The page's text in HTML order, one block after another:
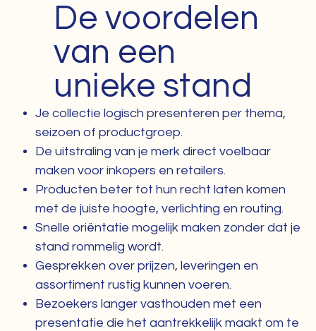
De voordelen
van een
unieke stand
Je collectie logisch presenteren per thema,
seizoen of productgroep.
De uitstraling van je merk direct voelbaar
maken voor inkopers en retailers.
Producten beter tot hun recht laten komen
met de juiste hoogte, verlichting en routing.
Snelle oriëntatie mogelijk maken zonder dat je
stand rommelig wordt.
Gesprekken over prijzen, leveringen en
assortiment rustig kunnen voeren.
Bezoekers langer vasthouden met een
presentatie die het aantrekkelijk maakt om te